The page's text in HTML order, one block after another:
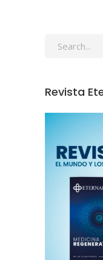
Revista